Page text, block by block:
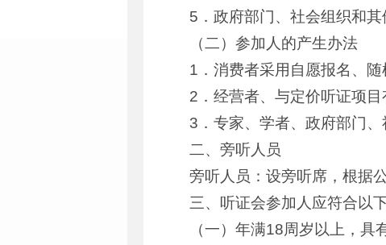
5．政府部门、社会组织和其
（二）参加人的产生办法
1．消费者采用自愿报名、随
2．经营者、与定价听证项
3．专家、学者、政府部门
二、旁听人员
旁听人员：设旁听席，根据
三、听证会参加人应符合以
（一）年满18周岁以上，具